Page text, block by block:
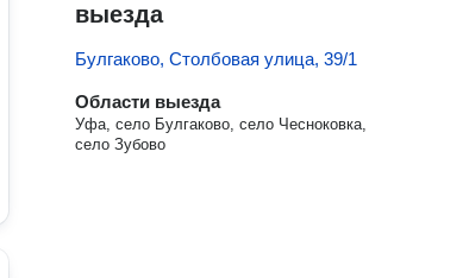
выезда
Булгаково, Столбовая улица, 39/1
Области выезда
Уфа, село Булгаково, село Чесноковка,
село Зубово